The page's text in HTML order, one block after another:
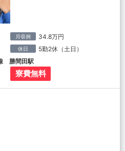
月収例 34.8万円
休日 5勤2休（土日）
勝間田駅
寮費無料